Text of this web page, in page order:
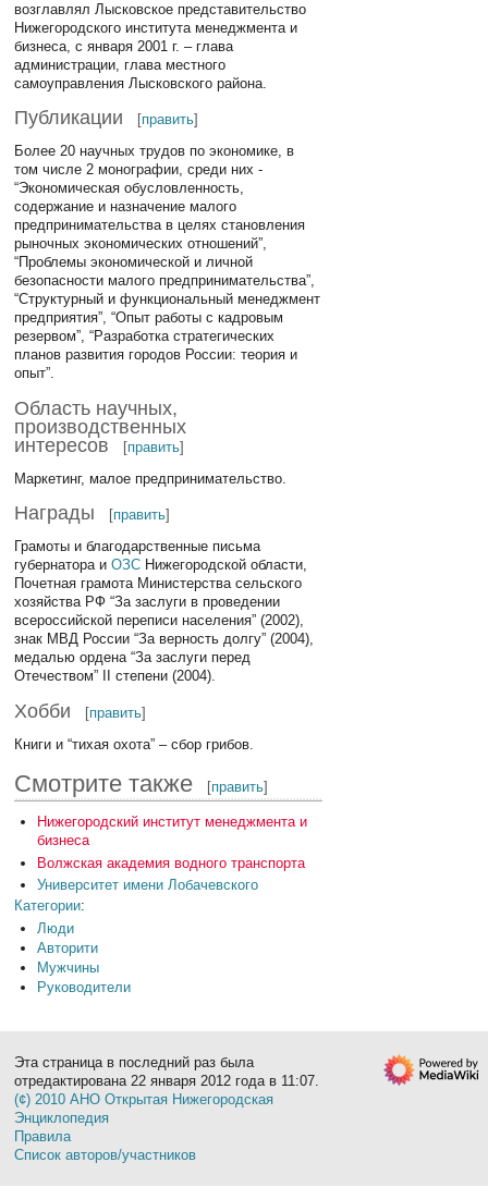
возглавлял Лысковское представительство
Нижегородского института менеджмента и
бизнеса, с января 2001 г. – глава
администрации, глава местного
самоуправления Лысковского района.
Публикации [править]
Более 20 научных трудов по экономике, в
том числе 2 монографии, среди них -
“Экономическая обусловленность,
содержание и назначение малого
предпринимательства в целях становления
рыночных экономических отношений”,
“Проблемы экономической и личной
безопасности малого предпринимательства”,
“Структурный и функциональный менеджмент
предприятия”, “Опыт работы с кадровым
резервом”, “Разработка стратегических
планов развития городов России: теория и
опыт”.
Область научных,
производственных
интересов
[править]
Маркетинг, малое предпринимательство.
Награды [править]
Грамоты и благодарственные письма
губернатора иОЗС Нижегородской области,
Почетная грамота Министерства сельского
хозяйства РФ “За заслуги в проведении
всероссийской переписи населения” (2002),
знак МВД России “За верность долгу” (2004),
медалью ордена “За заслуги перед
Отечеством” II степени (2004).
Хобби [править]
Книги и “тихая охота” – сбор грибов.
Смотрите также [править]
Нижегородский институт менеджмента и
бизнеса
Волжская академия водного транспорта
Университет имени Лобачевского
Категории:
Люди
Авторити
Мужчины
Руководители
Эта страница в последний раз была
отредактирована 22 января 2012 года в 11:07.
(¢) 2010 АНО Открытая Нижегородская
Энциклопедия
Правила
Список авторов/участников